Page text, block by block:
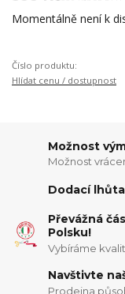
Momentálně není k
Číslo produktu:
Hlídat cenu / dostupnost
Možnost
Možnost
Dodací
Převážná
Polsku!
Vybíráme
Navštivte
Prodejna